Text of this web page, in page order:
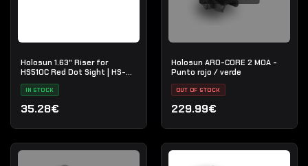
Holosun 1.63" Riser for
HS510C Red Dot Sight | HS-
RISER-510C
IN STOCK
35.28€
Holosun ARO-CORE 2 MOA -
Punto rojo / verde
OUT OF STOCK
229.99€